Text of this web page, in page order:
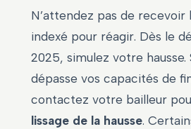
N’attendez pas de recevoir
indexé pour réagir. Dès le
2025, simulez votre
dépasse vos capacités de
contactez votre bailleur
lissage de la hausse.